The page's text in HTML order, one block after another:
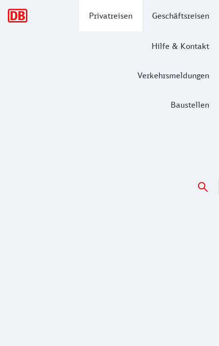
Privatreisen Geschäftsreisen
Hilfe & Kontakt
Verkehrsmeldungen
Baustellen